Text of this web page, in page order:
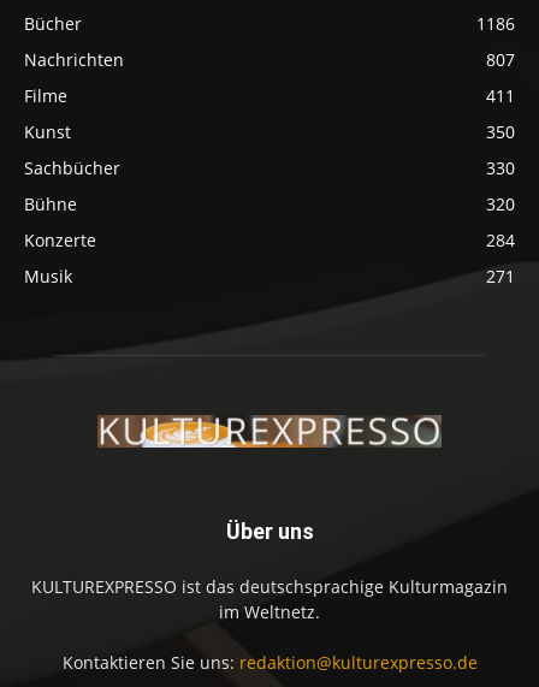
Bücher
1186
Nachrichten
807
Filme
411
Kunst
350
Sachbücher
330
Bühne
320
Konzerte
284
Musik
271
Über uns
KULTUREXPRESSO ist das deutschsprachige Kulturmagazin
im Weltnetz.
Kontaktieren Sie uns: redaktion@kulturexpresso.de